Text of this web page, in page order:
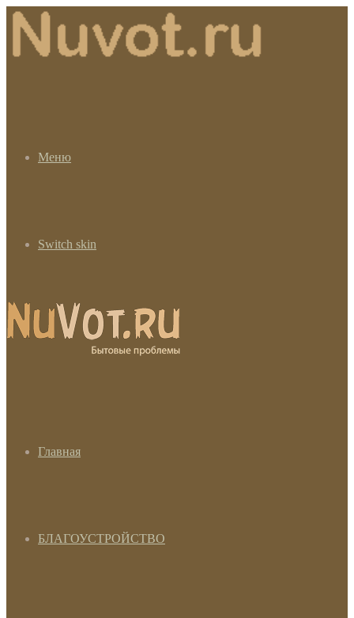
Меню
Switch skin
Главная
БЛАГОУСТРОЙСТВО